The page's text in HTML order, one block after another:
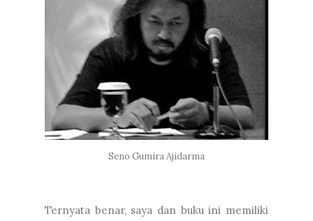
Seno Gumira Ajidarma
Ternyata benar, saya dan buku ini memiliki